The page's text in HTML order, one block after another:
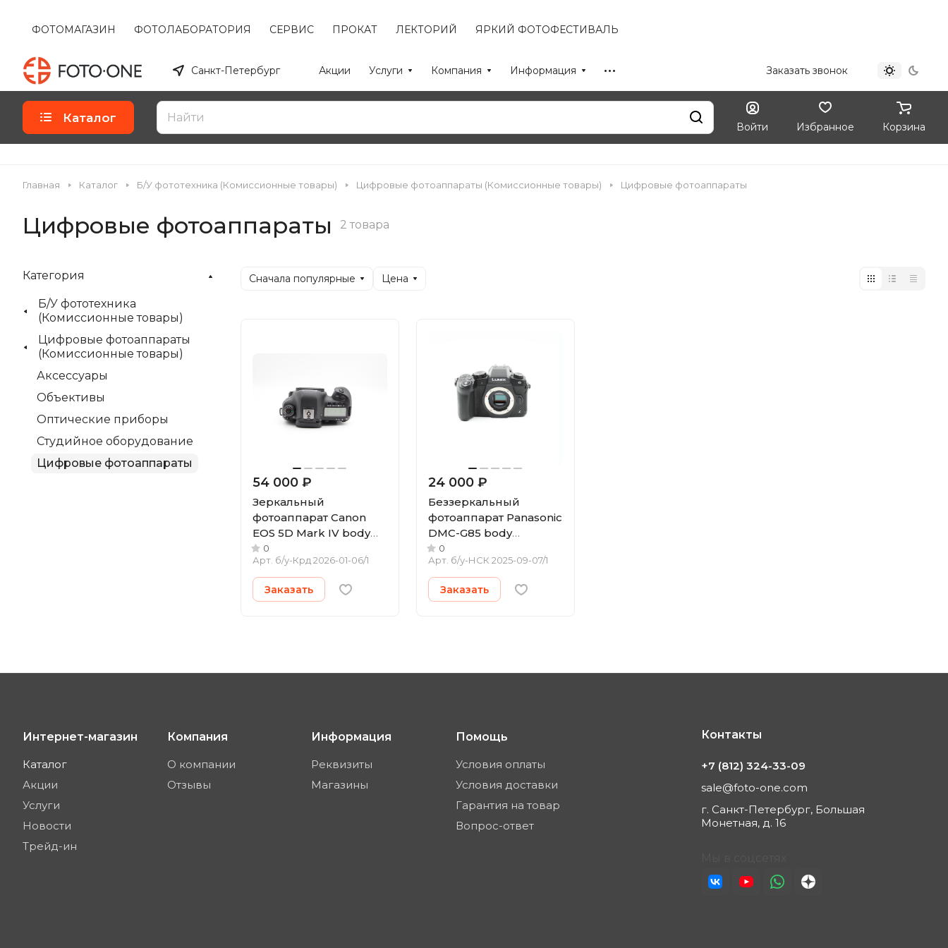
ФОТОМАГАЗИН ФОТОЛАБОРАТОРИЯ СЕРВИС ПРОКАТ ЛЕКТОРИЙ ЯРКИЙ ФОТОФЕСТИВАЛЬ
Санкт-Петербург Акции Услуги Компания Информация Заказать звонок
Каталог
Войти Избранное Корзина
Главная Каталог Б/У фототехника (Комиссионные товары) Цифровые фотоаппараты (Комиссионные товары) Цифровые фотоаппараты
Цифровые фотоаппараты 2 товара
Сначала популярные Цена
54 000 ₽
Зеркальный
фотоаппарат Canon
EOS 5D Mark IV body
(cостояние 4-) (б/у)
0
Арт. б/у-Крд 2026-01-06/1
Заказать
24 000 ₽
Беззеркальный
фотоаппарат Panasonic
DMC-G85 body
(состояние 4) (б/у)
0
Арт. б/у-НСК 2025-09-07/1
Заказать
Категория
Б/У фототехника
(Комиссионные товары)
Цифровые фотоаппараты
(Комиссионные товары)
Аксессуары
Объективы
Оптические приборы
Студийное оборудование
Цифровые фотоаппараты
Интернет-магазин
Каталог
Акции
Услуги
Новости
Трейд-ин
Компания
О компании
Отзывы
Информация
Реквизиты
Магазины
Помощь
Условия оплаты
Условия доставки
Гарантия на товар
Вопрос-ответ
Контакты
+7 (812) 324-33-09
sale@foto-one.com
г. Санкт-Петербург, Большая
Монетная, д. 16